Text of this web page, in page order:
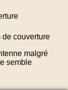
de couverture
malgré
semble